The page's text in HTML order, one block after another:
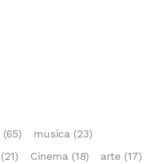
(65) musica (23)
(21) Cinema (18) arte (17)